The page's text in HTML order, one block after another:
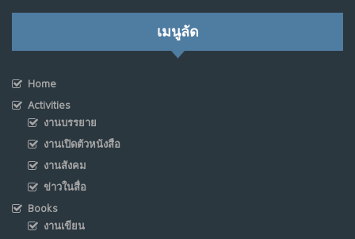
เมนูลัด
Home
Activities
งานบรรยาย
งานเปิดตัวหนังสือ
งานสังคม
ข่าวในสื่อ
Books
งานเขียน